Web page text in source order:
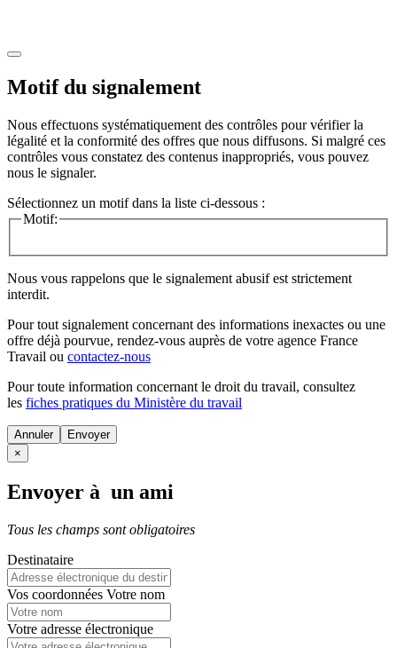
Motif du signalement
Nous effectuons systématiquement des contrôles pour vérifier la
légalité et la conformité des offres que nous diffusons. Si malgré ces
contrôles vous constatez des contenus inappropriés, vous pouvez
nous le signaler.
Sélectionnez un motif dans la liste ci-dessous :
Motif:
Nous vous rappelons que le signalement abusif est strictement
interdit.
Pour tout signalement concernant des informations inexactes ou une
offre déjà pourvue, rendez-vous auprès de votre agence France
Travail ou contactez-nous
Pour toute information concernant le droit du travail, consultez
les fiches pratiques du Ministère du travail
Annuler
×
Envoyer à un ami
Tous les champs sont obligatoires
Destinataire
Vos coordonnées Votre nom
Votre adresse électronique